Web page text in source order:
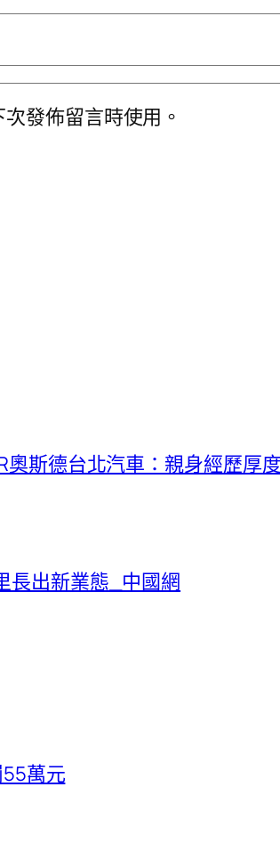
發佈留言時使用。
奧斯德台北汽車：親身經歷厚
長出新業態_中國網
萬元